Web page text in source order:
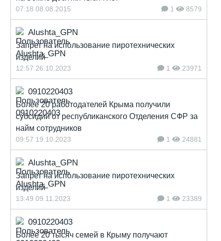
07:18 08.08.2015 1 8579
Alushta_GPN
Запрет на использование пиротехнических
изделий
12:57 26.10.2023 1 23971
0910220403
Более 20 работодателей Крыма получили
субсидии от республиканского Отделения СФР за
найм сотрудников
09:57 19.10.2023 1 24881
Alushta_GPN
Запрет на использование пиротехнических
изделий
13:49 09.11.2023 1 23389
0910220403
Более 20 тысяч семей в Крыму получают